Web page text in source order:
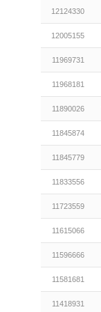
12124330
12005155
11969731
11968181
11890026
11845874
11845779
11833556
11723559
11615066
11596666
11581681
11418931